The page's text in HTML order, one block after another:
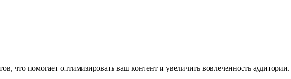
что помогает оптимизировать ваш контент и увеличить вовлеченность аудитории.